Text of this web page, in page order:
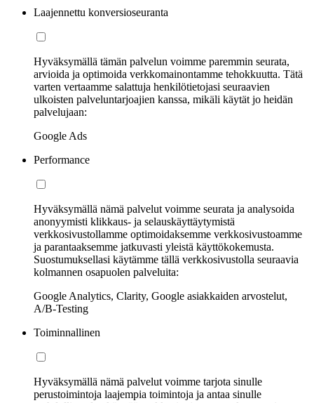
Laajennettu konversioseuranta
Hyväksymällä tämän palvelun voimme paremmin seurata,
arvioida ja optimoida verkkomainontamme tehokkuutta. Tätä
varten vertaamme salattuja henkilötietojasi seuraavien
ulkoisten palveluntarjoajien kanssa, mikäli käytät jo heidän
palvelujaan:
Google Ads
Performance
Hyväksymällä nämä palvelut voimme seurata ja analysoida
anonyymisti klikkaus- ja selauskäyttäytymistä
verkkosivustollamme optimoidaksemme verkkosivustoamme
ja parantaaksemme jatkuvasti yleistä käyttökokemusta.
Suostumuksellasi käytämme tällä verkkosivustolla seuraavia
kolmannen osapuolen palveluita:
Google Analytics, Clarity, Google asiakkaiden arvostelut,
A/B-Testing
Toiminnallinen
Hyväksymällä nämä palvelut voimme tarjota sinulle
perustoimintoja laajempia toimintoja ja antaa sinulle